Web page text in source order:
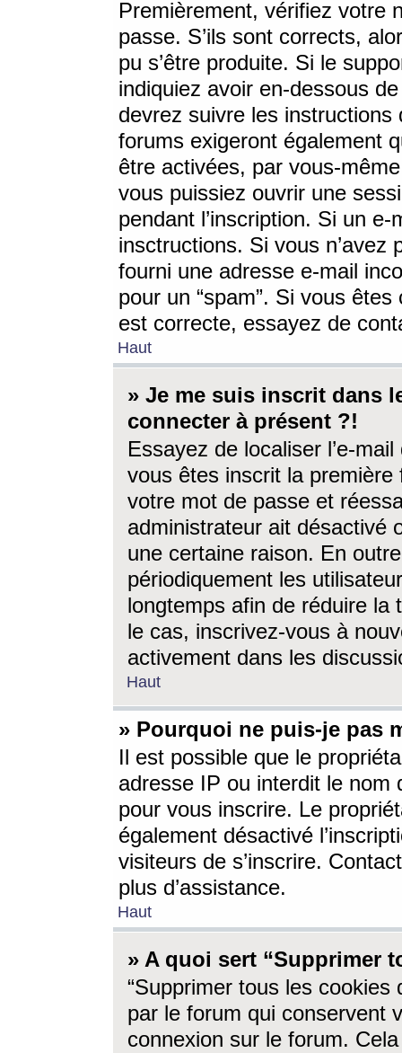
Premièrement, vérifiez votre
passe. S’ils sont corrects,
pu s’être produite. Si le
indiquiez avoir en-dessous
devrez suivre les
forums exigeront également
être activées, par vous-
vous puissiez ouvrir une
pendant l’inscription. Si un
insctructions. Si vous n’avez
fourni une adresse e-mail
pour un “spam”. Si vous
est correcte, essayez de
Haut
» Je me suis inscrit dans
connecter à présent ?!
Essayez de localiser l’e-
vous êtes inscrit la première
votre mot de passe et
administrateur ait désactivé
une certaine raison. En
périodiquement les
longtemps afin de réduire la
le cas, inscrivez-vous à
activement dans les
Haut
» Pourquoi ne puis-je pas
Il est possible que le
adresse IP ou interdit le nom
pour vous inscrire. Le
également désactivé
visiteurs de s’inscrire.
plus d’assistance.
Haut
» A quoi sert “Supprimer
“Supprimer tous les cookies
par le forum qui conservent
connexion sur le forum.